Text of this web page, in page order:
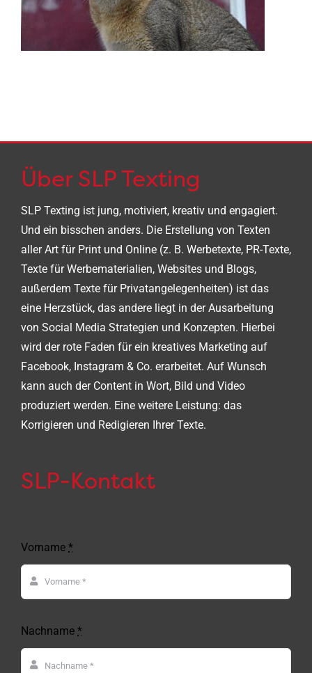
Über SLP Texting
SLP Texting ist jung, motiviert, kreativ und engagiert.
Und ein bisschen anders. Die Erstellung von Texten
aller Art für Print und Online (z. B. Werbetexte, PR-Texte,
Texte für Werbematerialien, Websites und Blogs,
außerdem Texte für Privatangelegenheiten) ist das
eine Herzstück, das andere liegt in der Ausarbeitung
von Social Media Strategien und Konzepten. Hierbei
wird der rote Faden für ein kreatives Marketing auf
Facebook, Instagram & Co. erarbeitet. Auf Wunsch
kann auch der Content in Wort, Bild und Video
produziert werden. Eine weitere Leistung: das
Korrigieren und Redigieren Ihrer Texte.
SLP-Kontakt
Vorname *
Nachname *